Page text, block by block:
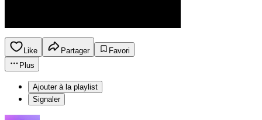
Like Partager
Favori
Plus
Ajouter à la playlist
Signaler